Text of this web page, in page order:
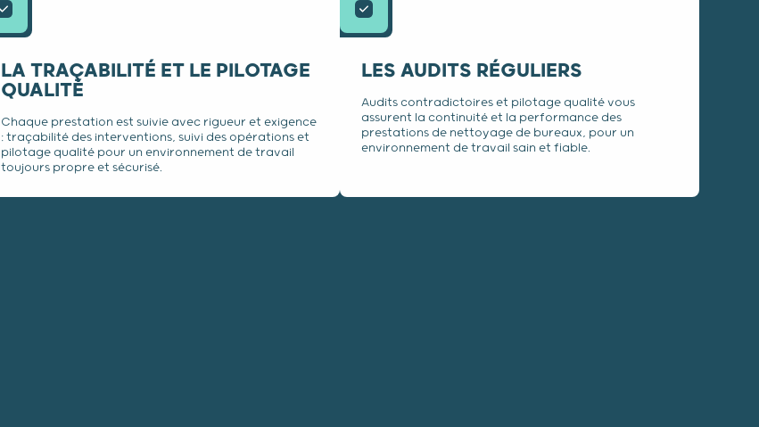
LA TRAÇABILITÉ ET LE PILOTAGE
QUALITÉ
Chaque prestation est suivie avec rigueur et exigence
: traçabilité des interventions, suivi des opérations et
pilotage qualité pour un environnement de travail
toujours propre et sécurisé.
LES AUDITS RÉGULIERS
Audits contradictoires et pilotage qualité vous
assurent la continuité et la performance des
prestations de nettoyage de bureaux, pour un
environnement de travail sain et fiable.